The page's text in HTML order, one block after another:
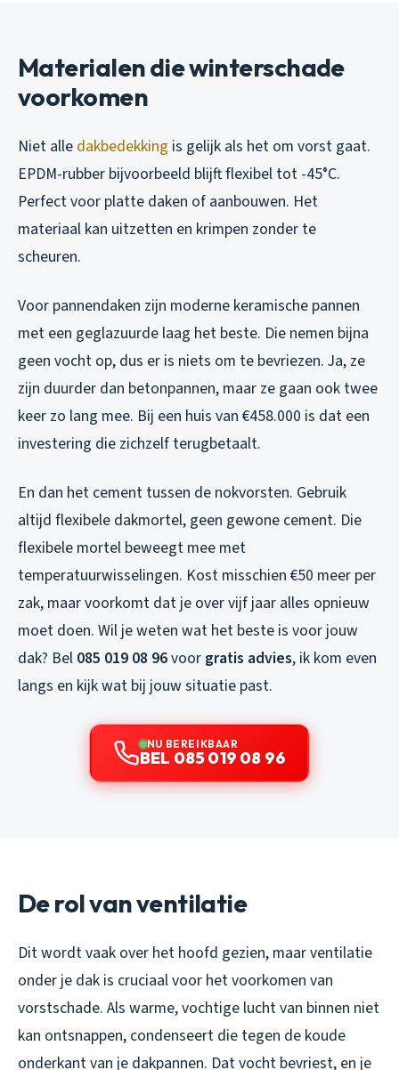
Materialen die winterschade
voorkomen
Niet alle dakbedekking is gelijk als het om vorst gaat.
EPDM-rubber bijvoorbeeld blijft flexibel tot -45°C.
Perfect voor platte daken of aanbouwen. Het
materiaal kan uitzetten en krimpen zonder te
scheuren.
Voor pannendaken zijn moderne keramische pannen
met een geglazuurde laag het beste. Die nemen bijna
geen vocht op, dus er is niets om te bevriezen. Ja, ze
zijn duurder dan betonpannen, maar ze gaan ook twee
keer zo lang mee. Bij een huis van €458.000 is dat een
investering die zichzelf terugbetaalt.
En dan het cement tussen de nokvorsten. Gebruik
altijd flexibele dakmortel, geen gewone cement. Die
flexibele mortel beweegt mee met
temperatuurwisselingen. Kost misschien €50 meer per
zak, maar voorkomt dat je over vijf jaar alles opnieuw
moet doen. Wil je weten wat het beste is voor jouw
dak? Bel 085 019 08 96voor gratis advies, ik kom even
langs en kijk wat bij jouw situatie past.
NU BEREIKBAAR
BEL 085 019 08 96
De rol van ventilatie
Dit wordt vaak over het hoofd gezien, maar ventilatie
onder je dak is cruciaal voor het voorkomen van
vorstschade. Als warme, vochtige lucht van binnen niet
kan ontsnappen, condenseert die tegen de koude
onderkant van je dakpannen. Dat vocht bevriest, en je